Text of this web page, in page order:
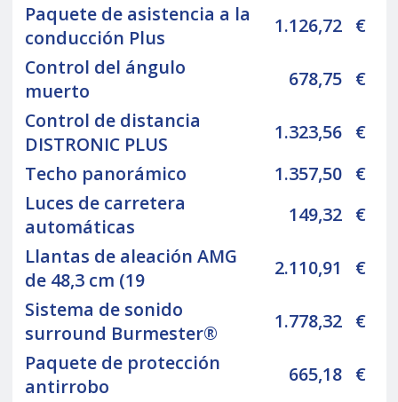
Paquete de asistencia a la
conducción Plus
1.126,72 €
Control del ángulo
muerto
678,75 €
Control de distancia
DISTRONIC PLUS
1.323,56 €
Techo panorámico
1.357,50 €
Luces de carretera
automáticas
149,32 €
Llantas de aleación AMG
de 48,3 cm (19
2.110,91
€
Sistema de sonido
surround Burmester®
1.778,32 €
Paquete de protección
antirrobo
665,18 €